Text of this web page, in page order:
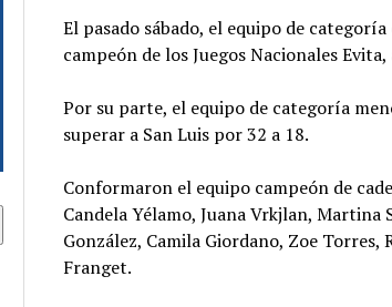
El pasado sábado, el equipo de
campeón de los Juegos Nacionales
Por su parte, el equipo de categoría
superar a San Luis por 32 a 18.
Conformaron el equipo campeón de
Candela Yélamo, Juana Vrkjlan,
González, Camila Giordano, Zoe Torres,
Franget.